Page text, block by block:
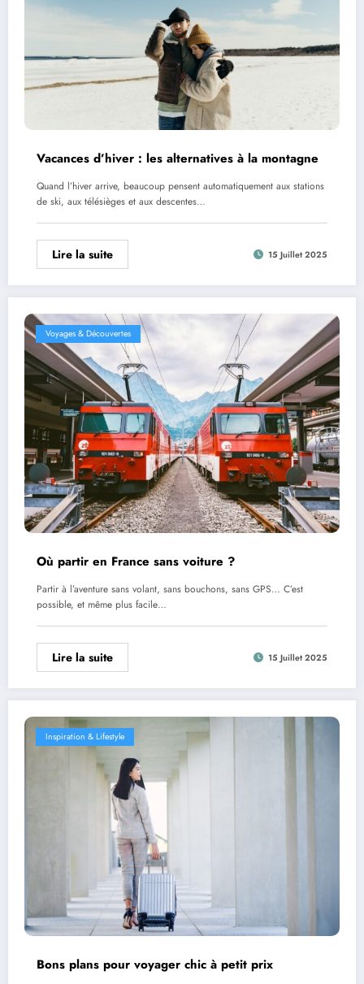
Vacances d’hiver : les alternatives à la montagne
Quand l’hiver arrive, beaucoup pensent automatiquement aux stations
de ski, aux télésièges et aux descentes…
Lire la suite 15 Juillet 2025
Voyages & Découvertes
Où partir en France sans voiture ?
Partir à l’aventure sans volant, sans bouchons, sans GPS… C’est
possible, et même plus facile…
Lire la suite 15 Juillet 2025
Inspiration & Lifestyle
Bons plans pour voyager chic à petit prix